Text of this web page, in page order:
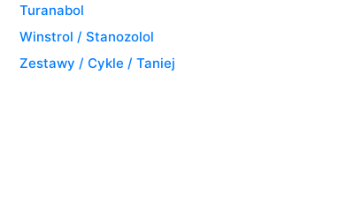
Turanabol
Winstrol / Stanozolol
Zestawy / Cykle / Taniej